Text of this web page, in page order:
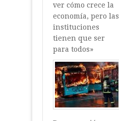
ver cómo crece la
economía, pero las
instituciones
tienen que ser
para todos»